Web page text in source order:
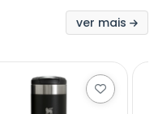
ver mais